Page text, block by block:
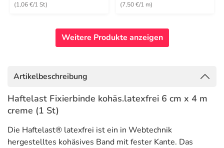
(1,06 €/1 St) (7,50 €/1 m)
Weitere Produkte anzeigen
Artikelbeschreibung
Haftelast Fixierbinde kohäs.latexfrei 6 cm x 4 m
creme (1 St)
Die Haftelast® latexfrei ist ein in Webtechnik
hergestelltes kohäsives Band mit fester Kante. Das